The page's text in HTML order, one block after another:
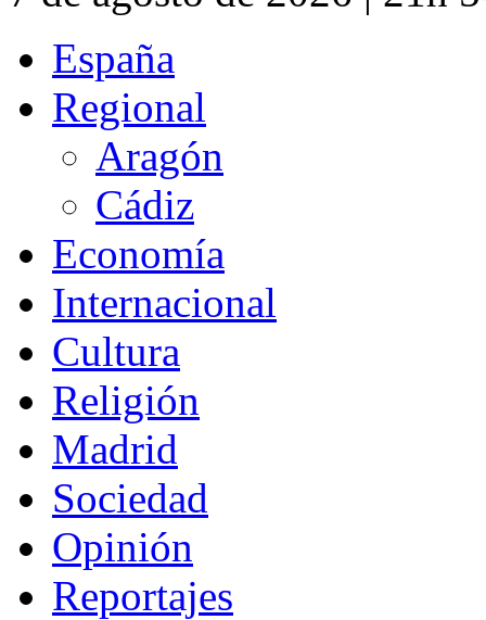
España
Regional
Aragón
Cádiz
Economía
Internacional
Cultura
Religión
Madrid
Sociedad
Opinión
Reportajes